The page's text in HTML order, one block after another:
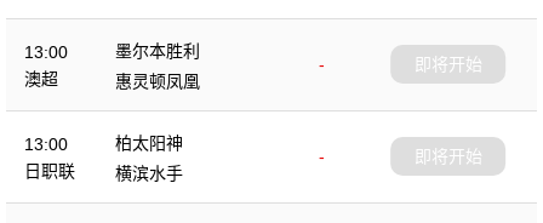
13:00
澳超
墨尔本胜利
-
惠灵顿凤凰
即将开始
13:00
日职联
柏太阳神
-
横滨水手
即将开始